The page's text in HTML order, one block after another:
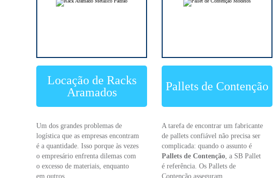
Locação de Racks
Aramados
Um dos grandes problemas de
logística que as empresas encontram
é a quantidade. Isso porque às vezes
o empresário enfrenta dilemas com
o excesso de materiais, enquanto
em outros ...
Pallets de Contenção
A tarefa de encontrar um fabricante
de pallets confiável não precisa ser
complicada: quando o assunto é
Pallets de Contenção, a SB Pallet
é referência. Os Pallets de
Contenção asseguram ...